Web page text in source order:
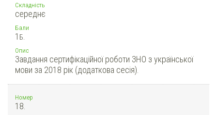
Складність
середнє
Бали
1 Б.
Опис
Завдання сертифікаційної роботи ЗНО з української
мови за 2018 рік (додаткова сесія).
Номер
18.